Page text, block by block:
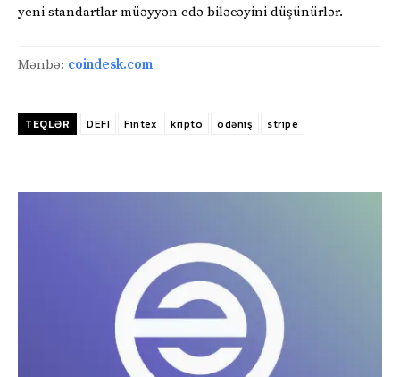
yeni standartlar müəyyən edə biləcəyini düşünürlər.
Mənbə: coindesk.com
TEQLƏR DEFI Fintex kripto ödəniş stripe